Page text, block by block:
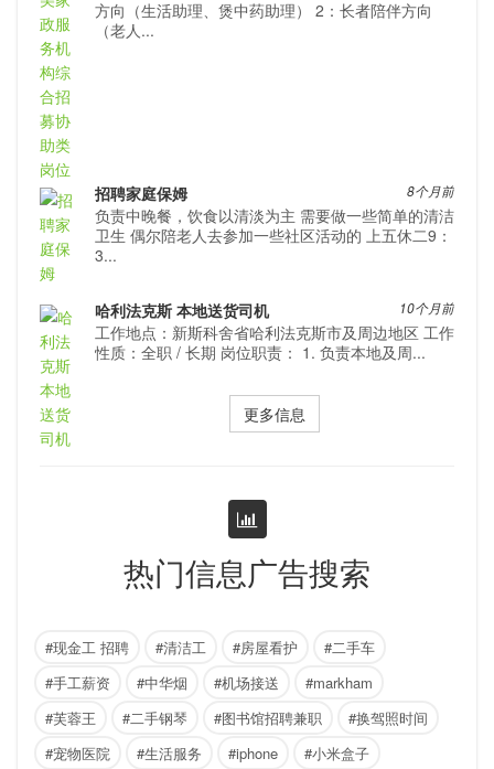
方向（生活助理、煲中药助理） 2：长者陪伴方向
（老人...
招聘家庭保姆 8个月前
负责中晚餐，饮食以清淡为主 需要做一些简单的清洁
卫生 偶尔陪老人去参加一些社区活动的 上五休二9：
3...
哈利法克斯 本地送货司机 10个月前
工作地点：新斯科舍省哈利法克斯市及周边地区 工作
性质：全职 / 长期 岗位职责： 1. 负责本地及周...
更多信息
热门信息广告搜索
#现金工 招聘 #清洁工 #房屋看护
#二手车
#手工薪资
#中华烟 #机场接送
#markham
#芙蓉王
#二手钢琴 #图书馆招聘兼职
#换驾照时间
#宠物医院
#生活服务 #iphone
#小米盒子